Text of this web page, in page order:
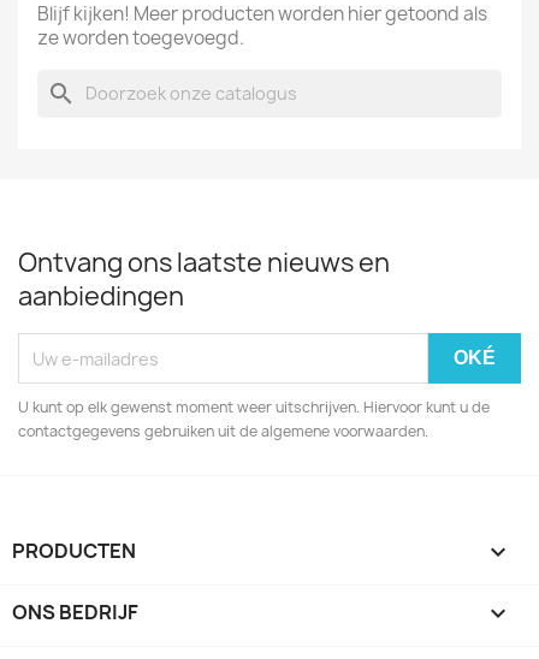
Blijf kijken! Meer producten worden hier getoond als
ze worden toegevoegd.
search
Ontvang ons laatste nieuws en
aanbiedingen
U kunt op elk gewenst moment weer uitschrijven. Hiervoor kunt u de
contactgegevens gebruiken uit de algemene voorwaarden.
PRODUCTEN 
ONS BEDRIJF 